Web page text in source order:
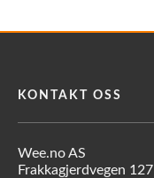
KONTAKT OSS
Wee.no AS
Frakkagjerdvegen 127